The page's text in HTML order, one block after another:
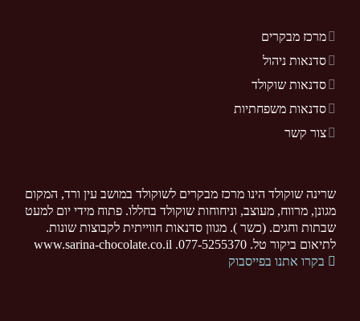
מרכז מבקרים
סדנאות ניהול
סדנאות שוקולד
סדנאות משפחתיות
צור קשר
שרינה שוקולד הינו מרכז מבקרים לשוקולד במושב עין ורד, המקום
מגונן, מרווח, מעוצב, וניחוחות שוקולד בחללו. פתוח מידי יום למעט
שבתות וחגים. (כשר ). מגוון סדנאות חווייתית לקבוצות שונות.
לתיאום ביקור טל. 077-5255370. www.sarina-chocolate.co.il
בקרו אתנו בפייסבוק